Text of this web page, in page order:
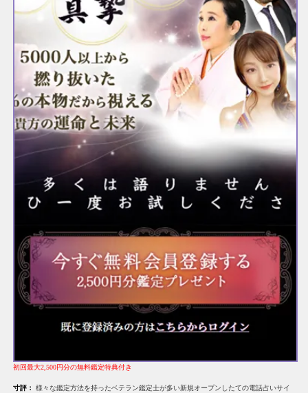
初回最大2,500円分の無料鑑定特典付き
寸評：
様々な鑑定方法を持ったベテラン鑑定士が多い新規オープンしたての電話占いサイ